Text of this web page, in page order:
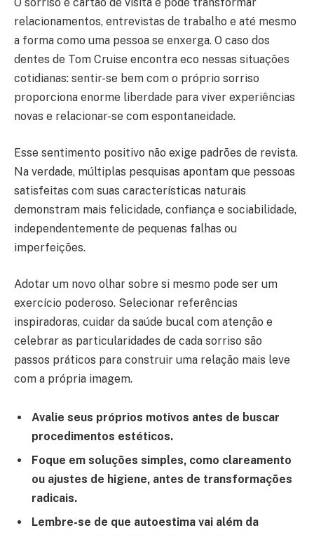
O sorriso é cartão de visita e pode transformar
relacionamentos, entrevistas de trabalho e até mesmo
a forma como uma pessoa se enxerga. O caso dos
dentes de Tom Cruise encontra eco nessas situações
cotidianas: sentir-se bem com o próprio sorriso
proporciona enorme liberdade para viver experiências
novas e relacionar-se com espontaneidade.
Esse sentimento positivo não exige padrões de revista.
Na verdade, múltiplas pesquisas apontam que pessoas
satisfeitas com suas características naturais
demonstram mais felicidade, confiança e sociabilidade,
independentemente de pequenas falhas ou
imperfeições.
Adotar um novo olhar sobre si mesmo pode ser um
exercício poderoso. Selecionar referências
inspiradoras, cuidar da saúde bucal com atenção e
celebrar as particularidades de cada sorriso são
passos práticos para construir uma relação mais leve
com a própria imagem.
Avalie seus próprios motivos antes de buscar
procedimentos estéticos.
Foque em soluções simples, como clareamento
ou ajustes de higiene, antes de transformações
radicais.
Lembre-se de que autoestima vai além da